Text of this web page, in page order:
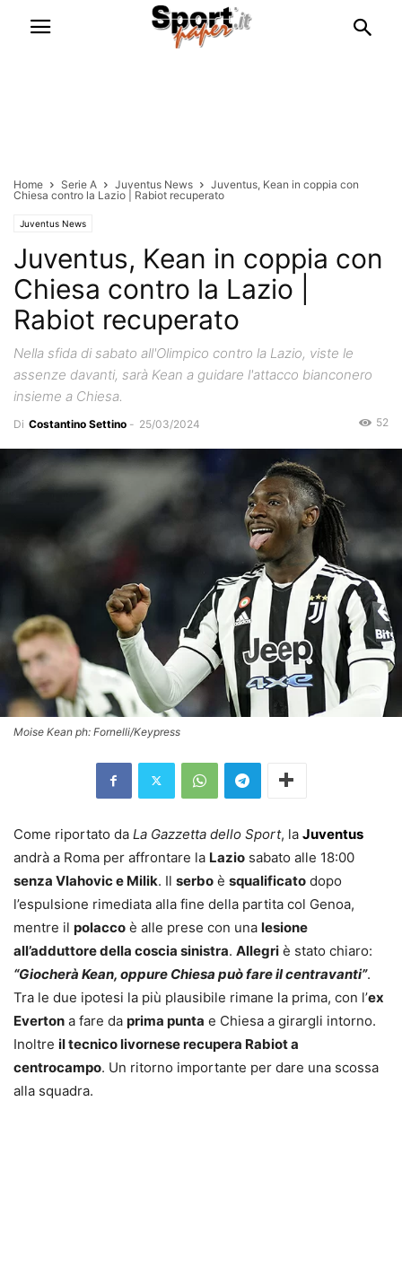
Home Serie A Juventus News
Juventus, Kean in coppia con
Chiesa contro la Lazio | Rabiot recuperato
Juventus News
Juventus, Kean in coppia con
Chiesa contro la Lazio |
Rabiot recuperato
Nella sfida di sabato all'Olimpico contro la Lazio, viste le
assenze davanti, sarà Kean a guidare l'attacco bianconero
insieme a Chiesa.
Di Costantino Settino - 25/03/2024 52
Moise Kean ph: Fornelli/Keypress
Come riportato da La Gazzetta dello Sport, la Juventus
andrà a Roma per affrontare la Lazio sabato alle 18:00
senza Vlahovic e Milik. Il serbo è squalificato dopo
l’espulsione rimediata alla fine della partita col Genoa,
mentre il polacco è alle prese con una lesione
all’adduttore della coscia sinistra. Allegri è stato chiaro:
“Giocherà Kean, oppure Chiesa può fare il centravanti”.
Tra le due ipotesi la più plausibile rimane la prima, con l’ex
Everton a fare da prima punta e Chiesa a girargli intorno.
Inoltre il tecnico livornese recupera Rabiot a
centrocampo. Un ritorno importante per dare una scossa
alla squadra.